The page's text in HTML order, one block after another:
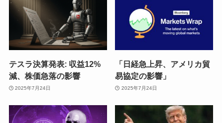
テスラ決算発表: 収益12%
減、株価急落の影響
2025年7月24日
「日経急上昇、アメリカ貿
易協定の影響」
2025年7月24日